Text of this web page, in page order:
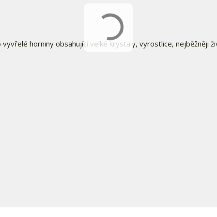
horniny obsahující velké krystaly, vyrostlice, nejběžněji